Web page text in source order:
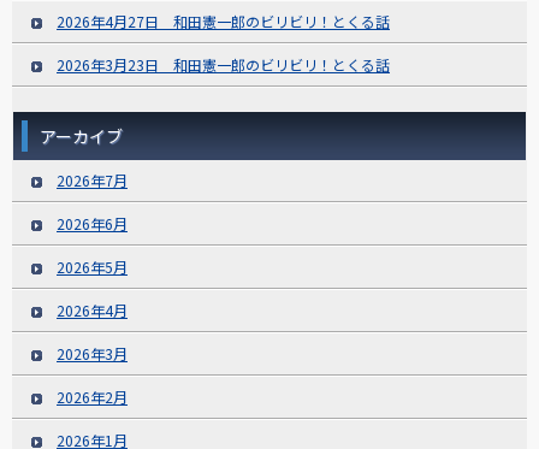
2026年4月27日 和田憲一郎のビリビリ！とくる話
2026年3月23日 和田憲一郎のビリビリ！とくる話
アーカイブ
2026年7月
2026年6月
2026年5月
2026年4月
2026年3月
2026年2月
2026年1月